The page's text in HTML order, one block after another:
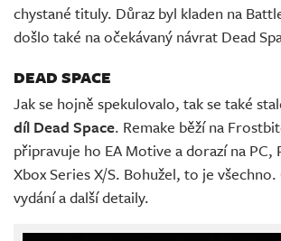
chystané tituly. Důraz byl kladen na
došlo také na očekávaný návrat Dead
DEAD SPACE
Jak se hojně spekulovalo, tak se také
díl Dead Space. Remake běží na
připravuje ho EA Motive a dorazí na PC,
Xbox Series X/S. Bohužel, to je
vydání a další detaily.